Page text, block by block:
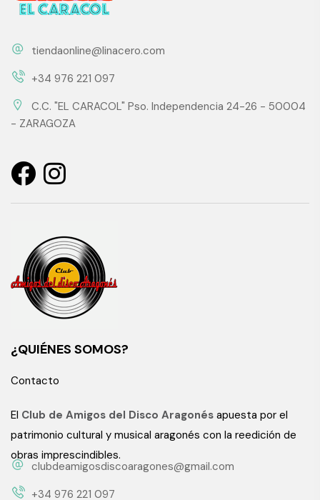
tiendaonline@linacero.com
+34 976 221 097
C.C. "EL CARACOL" Pso. Independencia 24-26 - 50004
- ZARAGOZA
¿QUIÉNES SOMOS?
Contacto
El Club de Amigos del Disco Aragonés apuesta por el
patrimonio cultural y musical aragonés con la reedición de
obras imprescindibles.
clubdeamigosdiscoaragones@gmail.com
+34 976 221 097